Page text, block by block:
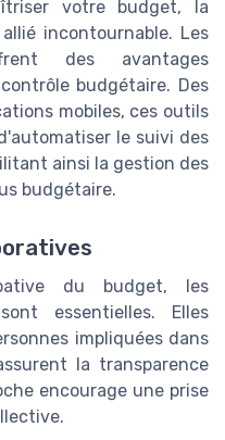
votre budget, la
incontournable. Les
des avantages
budgétaire. Des
mobiles, ces outils
le suivi des
ainsi la gestion des
budgétaire.
du budget, les
essentielles. Elles
impliquées dans
la transparence
encourage une prise